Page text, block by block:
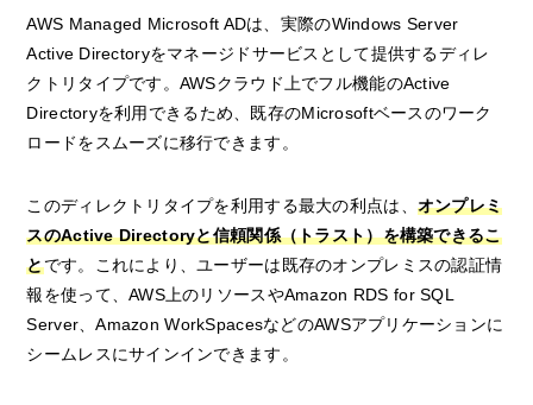
AWS Managed Microsoft ADは、実際のWindows Server
Active Directoryをマネージドサービスとして提供するディレ
クトリタイプです。AWSクラウド上でフル機能のActive
Directoryを利用できるため、既存のMicrosoftベースのワーク
ロードをスムーズに移行できます。
このディレクトリタイプを利用する最大の利点は、 オンプレミ
スのActive Directoryと信頼関係（トラスト）を構築できるこ
とです。これにより、ユーザーは既存のオンプレミスの認証情
報を使って、AWS上のリソースやAmazon RDS for SQL
Server、Amazon WorkSpacesなどのAWSアプリケーションに
シームレスにサインインできます。